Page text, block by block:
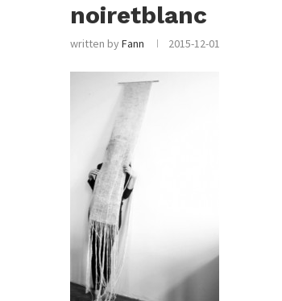
noiretblanc
written byFann 2015-12-01